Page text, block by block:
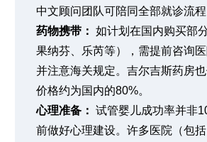
中文顾问团队可陪同全部就诊流程
药物携带： 如计划在国内购买部
果纳芬、乐芮等），需提前咨询医
并注意海关规定。吉尔吉斯药房也
价格约为国内的80%。
心理准备： 试管婴儿成功率并非
前做好心理建设。许多医院（包